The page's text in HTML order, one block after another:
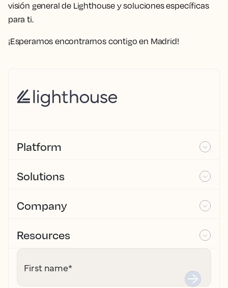
visión general de Lighthouse y soluciones específicas
para ti.
¡Esperamos encontrarnos contigo en Madrid!
Platform
Solutions
Company
Resources
First name*